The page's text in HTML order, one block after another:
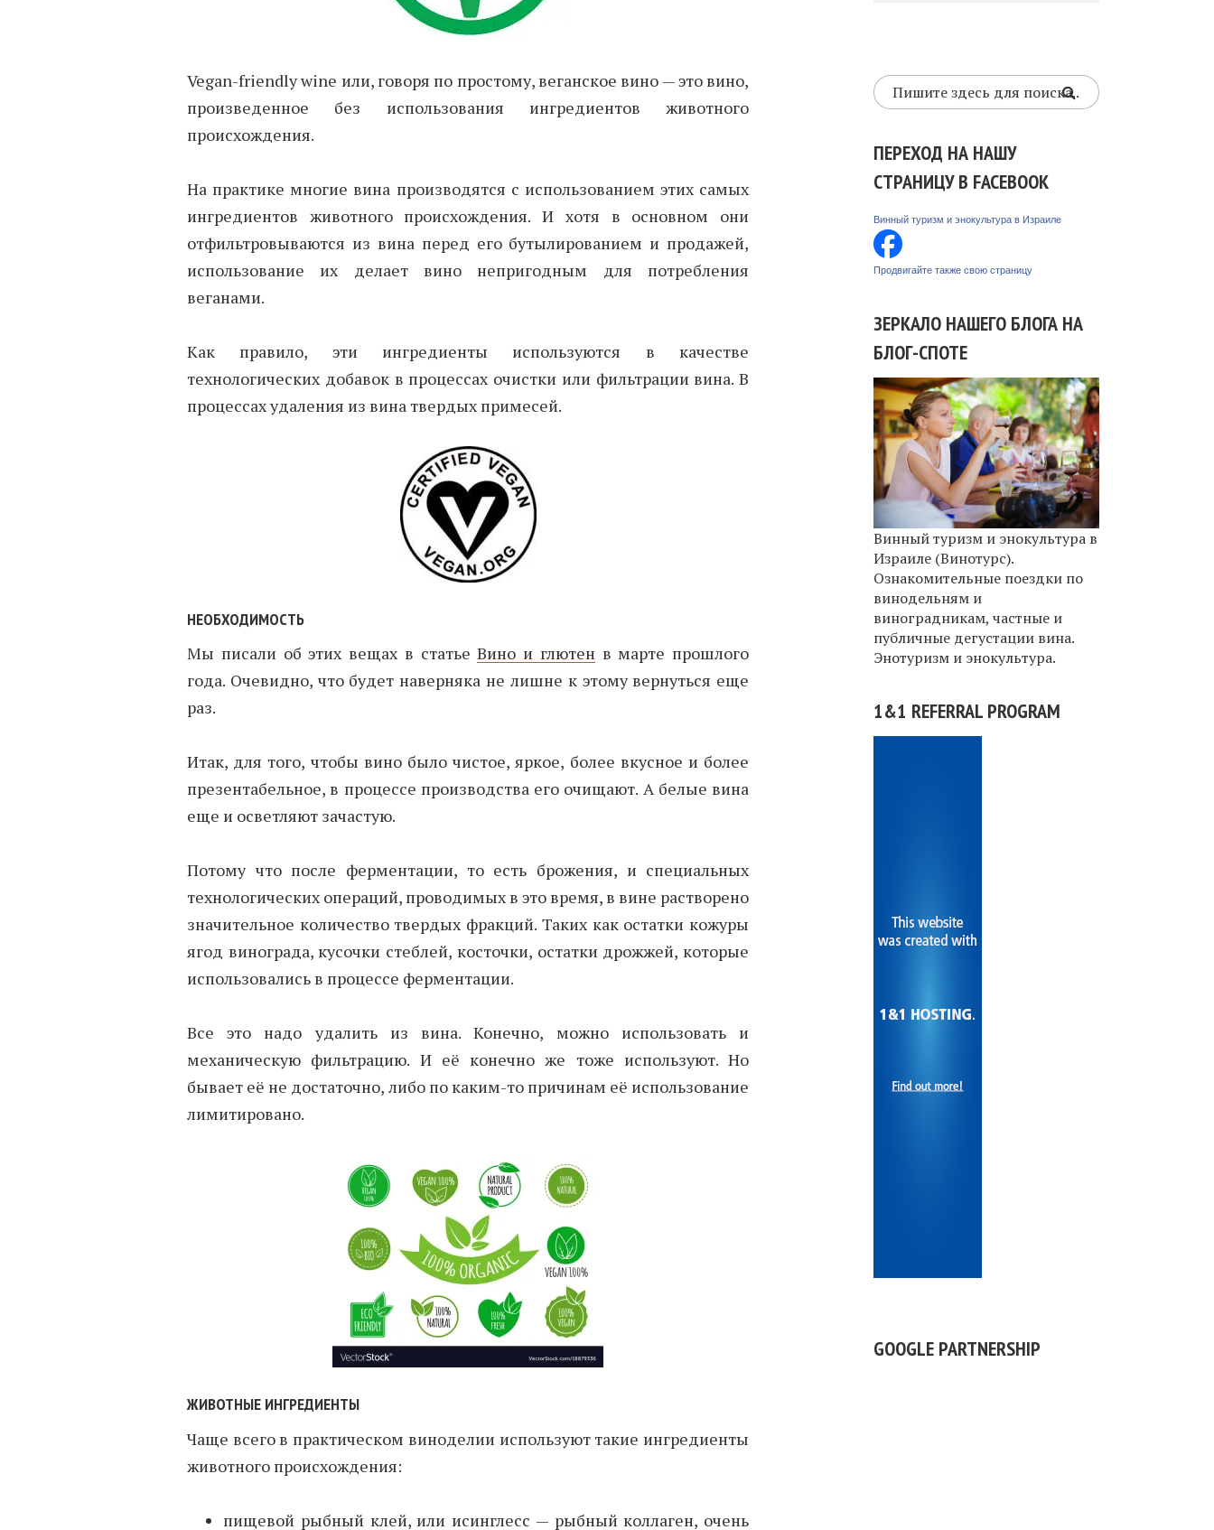
Vegan-friendly wine или, говоря по простому, веганское вино — это вино,
произведенное без использования ингредиентов животного
происхождения.
На практике многие вина производятся с использованием этих самых
ингредиентов животного происхождения. И хотя в основном они
отфильтровываются из вина перед его бутылированием и продажей,
использование их делает вино непригодным для потребления
веганами.
Как правило, эти ингредиенты используются в качестве
технологических добавок в процессах очистки или фильтрации вина. В
процессах удаления из вина твердых примесей.
НЕОБХОДИМОСТЬ
Мы писали об этих вещах в статьеВино и глютен в марте прошлого
года. Очевидно, что будет наверняка не лишне к этому вернуться еще
раз.
Итак, для того, чтобы вино было чистое, яркое, более вкусное и более
презентабельное, в процессе производства его очищают. А белые вина
еще и осветляют зачастую.
Потому что после ферментации, то есть брожения, и специальных
технологических операций, проводимых в это время, в вине растворено
значительное количество твердых фракций. Таких как остатки кожуры
ягод винограда, кусочки стеблей, косточки, остатки дрожжей, которые
использовались в процессе ферментации.
Все это надо удалить из вина. Конечно, можно использовать и
механическую фильтрацию. И её конечно же тоже используют. Но
бывает её не достаточно, либо по каким-то причинам её использование
лимитировано.
ЖИВОТНЫЕ ИНГРЕДИЕНТЫ
Чаще всего в практическом виноделии используют такие ингредиенты
животного происхождения:
пищевой рыбный клей, или исинглесс — рыбный коллаген, очень
ПЕРЕХОД НА НАШУ
СТРАНИЦУ В FACEBOOK
Винный туризм и энокультура в Израиле
Продвигайте также свою страницу
ЗЕРКАЛО НАШЕГО БЛОГА НА
БЛОГ-СПОТЕ
Винный туризм и энокультура в
Израиле (Винотурс).
Ознакомительные поездки по
винодельням и
виноградникам, частные и
публичные дегустации вина.
Энотуризм и энокультура.
1&1 REFERRAL PROGRAM
GOOGLE PARTNERSHIP